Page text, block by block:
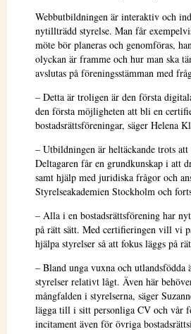
Webbutbildningen är interaktiv och
nytillträdd styrelse. Man får
möte bör planeras och genomföras,
olyckan är framme och hur man ska
avslutas på föreningsstämman med
– Detta är troligen är den första
den första möjligheten att bli en
bostadsrättsföreningar, säger Helena
– Utbildningen är heltäckande trots
Deltagaren får en grundkunskap i att
samt hjälp med juridiska frågor och
Styrelseakademien Stockholm och
– Alla i en bostadsrättsförening har
på rätt sätt. Med certifieringen vill vi
hjälpa styrelser så att fokus läggs på
– Bland unga vuxna och utlandsfödda
styrelser relativt lågt. Även här
mångfalden i styrelserna, säger
lägga till i sitt personliga CV och vår
incitament även för övriga